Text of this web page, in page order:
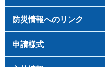
防災情報へのリンク
申請様式